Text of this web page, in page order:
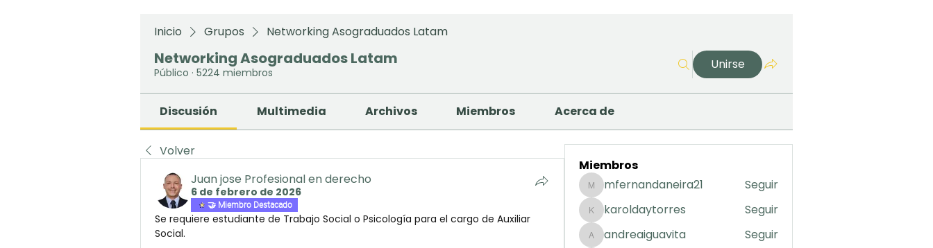
Inicio Grupos Networking Asograduados Latam
Networking Asograduados Latam
Público · 5224 miembros
Unirse
Discusión Multimedia Archivos Miembros Acerca de
Volver
Juan jose Profesional en derecho
6 de febrero de 2026
🤝 Miembro Destacado
Se requiere estudiante de Trabajo Social o Psicología para el cargo de Auxiliar
Social.
Miembros
mfernandaneira21
mfernandaneira21 Seguir
karoldaytorres
karoldaytorres Seguir
andreaiguavita
andreaiguavita Seguir